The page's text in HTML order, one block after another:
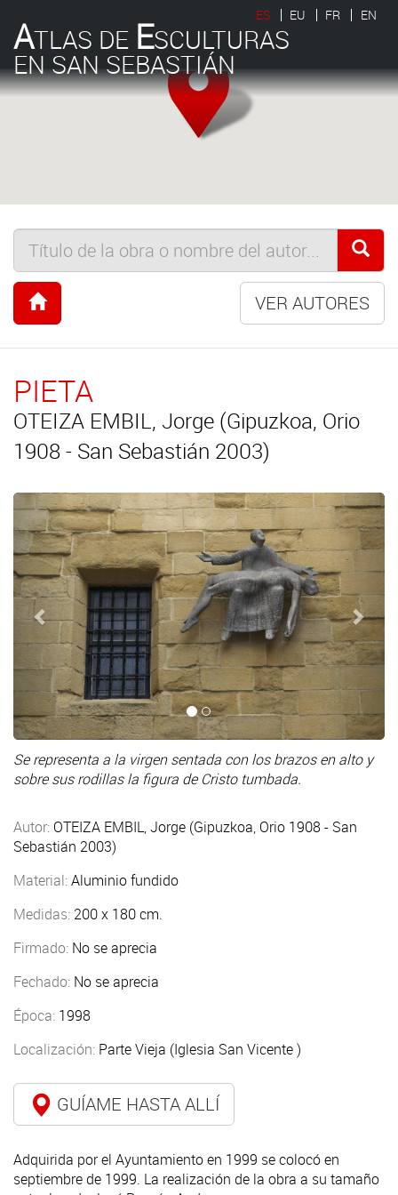
ATLAS DE ESCULTURAS
EN SAN SEBASTIÁN
ES EU FR EN
VER AUTORES
PIETA
OTEIZA EMBIL, Jorge (Gipuzkoa, Orio
1908 - San Sebastián 2003)
Anterior
Se representa a la virgen sentada con los brazos en alto y
sobre sus rodillas la figura de Cristo tumbada.
Autor: OTEIZA EMBIL, Jorge (Gipuzkoa, Orio 1908 - San
Sebastián 2003)
Material:Aluminio fundido
Medidas: 200 x 180 cm.
Firmado: No se aprecia
Fechado: No se aprecia
Época: 1998
Localización: Parte Vieja (Iglesia San Vicente )
GUÍAME HASTA ALLÍ
Adquirida por el Ayuntamiento en 1999 se colocó en
septiembre de 1999. La realización de la obra a su tamaño